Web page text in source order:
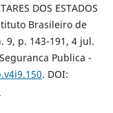
DOS ESTADOS
Brasileiro de
9, p. 143-191, 4 jul.
Publica -
. DOI: